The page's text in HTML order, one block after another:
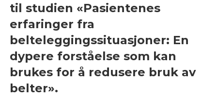
til studien «Pasientenes
erfaringer fra
belteleggingssituasjoner: En
dypere forståelse som kan
brukes for å redusere bruk av
belter».